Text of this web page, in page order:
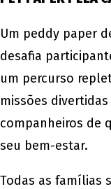
Um peddy paper
desafia
um percurso
missões
companheiros de
seu bem-estar.
Todas as famílias